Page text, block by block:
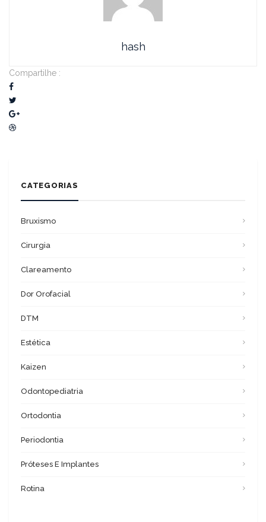
hash
Compartilhe :
CATEGORIAS
Bruxismo
Cirurgia
Clareamento
Dor Orofacial
DTM
Estética
Kaizen
Odontopediatria
Ortodontia
Periodontia
Próteses E Implantes
Rotina